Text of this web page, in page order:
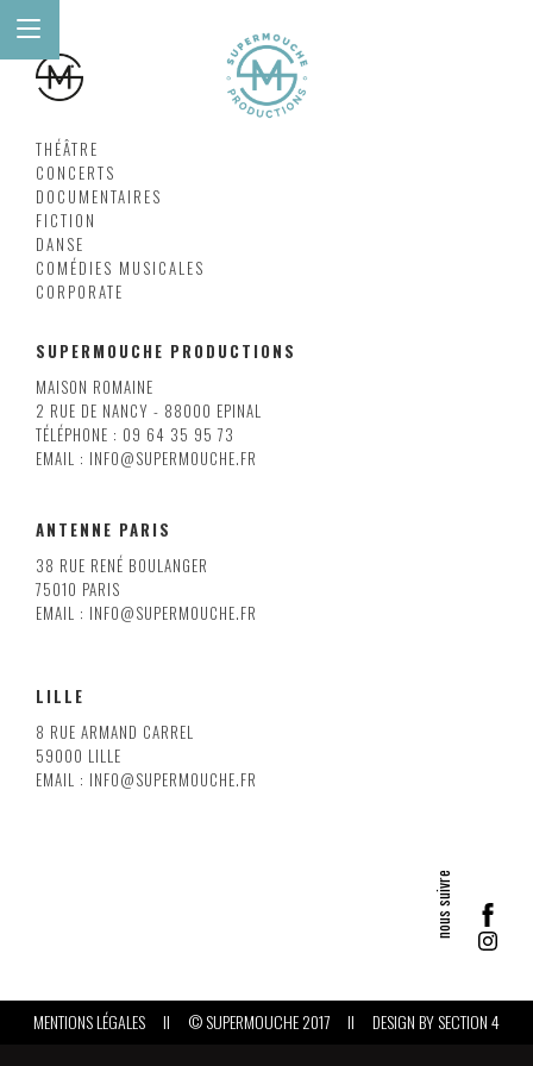
THÉÂTRE
CONCERTS
DOCUMENTAIRES
FICTION
DANSE
COMÉDIES MUSICALES
CORPORATE
SUPERMOUCHE PRODUCTIONS
MAISON ROMAINE
2 RUE DE NANCY - 88000 EPINAL
TÉLÉPHONE : 09 64 35 95 73
EMAIL : INFO@SUPERMOUCHE.FR
ANTENNE PARIS
38 RUE RENÉ BOULANGER
75010 PARIS
EMAIL : INFO@SUPERMOUCHE.FR
LILLE
8 RUE ARMAND CARREL
59000 LILLE
EMAIL : INFO@SUPERMOUCHE.FR
MENTIONS LÉGALES II © SUPERMOUCHE 2017 II DESIGN BYSECTION 4